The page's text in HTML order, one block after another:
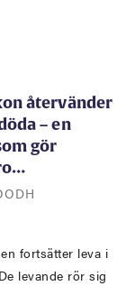
återvänder
– en
gör
fortsätter leva i
levande rör sig